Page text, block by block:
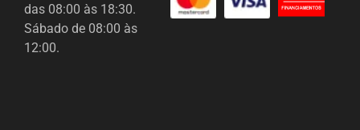
das 08:00 às 18:30.
Sábado de 08:00 às
12:00.